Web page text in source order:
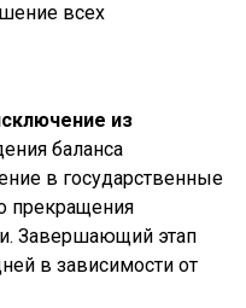
всех
из
баланса
в государственные
прекращения
Завершающий этап
в зависимости от